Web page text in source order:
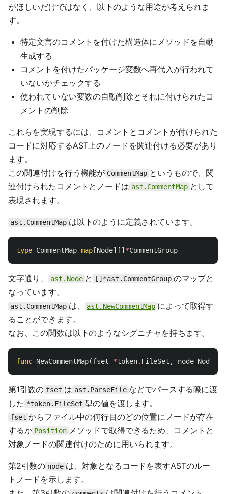
がほしいだけではなく、以下のような用途が考えられま
す。
特定文言のコメントを付けた構造体にメソッドを自動
生成する
コメントを付けたパッケージ変数へ再代入が行われて
いないかチェックする
使われていない変数の自動削除とそれに付けられたコ
メントの削除
これらを実現するには、コメントとコメントが付けられた
コードに対応するAST上のノードを関連付ける必要があり
ます。
この関連付けを行う機能が CommentMap というもので、関
連付けられたコメントとノードは ast.CommentMap として
表現されます。
ast.CommentMap は以下のように定義されています。
type CommentMap map [Node][] *CommentGroup
文字通り、 ast.Node と []*ast.CommentGroup のマップと
なっています。
ast.CommentMap は、 ast.NewCommentMap によって取得す
ることができます。
なお、この関数は以下のようなシグニチャを持ちます。
func NewCommentMap(fset *token. FileSet , node Node
第1引数の fset は ast.ParseFile などでパースする際に渡
した *token.FileSet 型の値を渡します。
fset からファイル中の何行目のどの位置にノードが存在
するか Position メソッドで取得できるため、コメントと
対象ノードの関連付けのために用いられます。
第2引数の node は、対象となるコードを表すASTのルー
トノードを示します。